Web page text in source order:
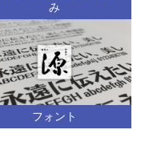
み
フォント